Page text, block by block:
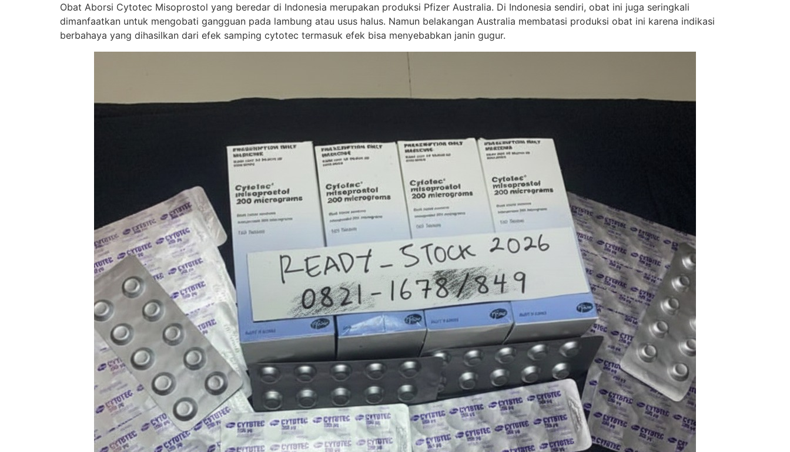
Obat Aborsi Cytotec Misoprostol yang beredar di Indonesia merupakan produksi Pfizer Australia. Di Indonesia sendiri, obat ini juga seringkali
dimanfaatkan untuk mengobati gangguan pada lambung atau usus halus. Namun belakangan Australia membatasi produksi obat ini karena indikasi
berbahaya yang dihasilkan dari efek samping cytotec termasuk efek bisa menyebabkan janin gugur.